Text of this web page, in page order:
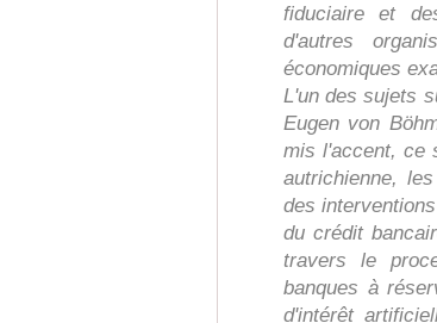
fiduciaire et
d'autres
économiques
L'un des sujets
Eugen von
mis l'accent, ce
autrichienne,
des
du crédit
travers le
banques à
d'intérêt